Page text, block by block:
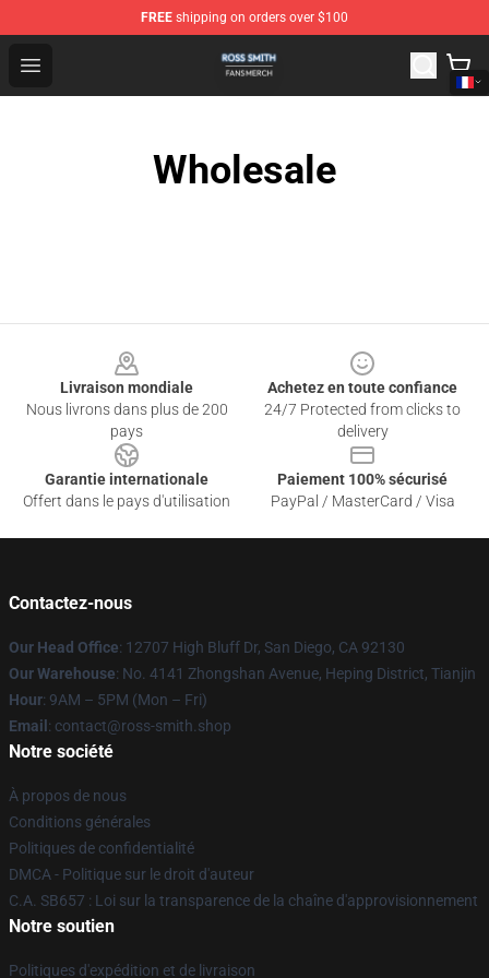
FREE shipping on orders over $100
Open menu
Ross Smith Shop - Official Ross Smith Merchandise
Wholesale
Livraison mondiale
Nous livrons dans plus de 200
pays
Achetez en toute confiance
24/7 Protected from clicks to
delivery
Garantie internationale
Offert dans le pays d'utilisation
Paiement 100% sécurisé
PayPal / MasterCard / Visa
Contactez-nous
Our Head Office: 12707 High Bluff Dr, San Diego, CA 92130
Our Warehouse: No. 4141 Zhongshan Avenue, Heping District, Tianjin
Hour: 9AM – 5PM (Mon – Fri)
Email : contact@ross-smith.shop
Notre société
À propos de nous
Conditions générales
Politiques de confidentialité
DMCA - Politique sur le droit d'auteur
C.A. SB657 : Loi sur la transparence de la chaîne d'approvisionnement
Notre soutien
Politiques d'expédition et de livraison